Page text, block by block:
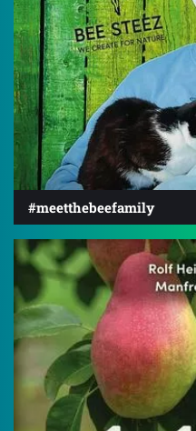
#meetthebeefamily